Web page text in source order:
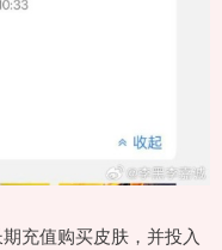
充值购买皮肤，并投入